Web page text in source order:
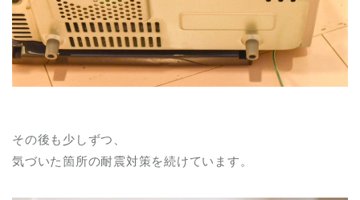
その後も少しずつ、
気づいた箇所の耐震対策を続けています。